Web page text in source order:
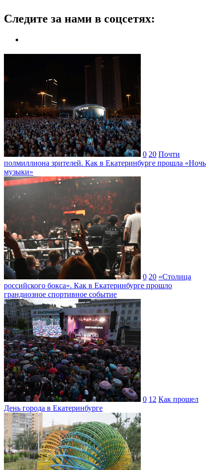
Следите за нами в соцсетях:
0 20 Почти
полмиллиона зрителей. Как в Екатеринбурге прошла «Ночь
музыки»
0 20 «Столица
российского бокса». Как в Екатеринбурге прошло
грандиозное спортивное событие
0 12 Как прошел
День города в Екатеринбурге